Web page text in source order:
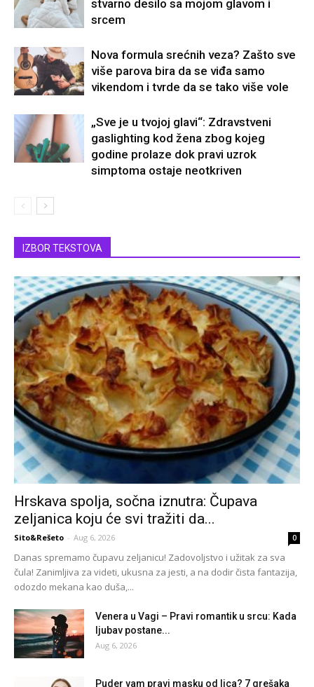
stvarno desilo sa mojom glavom i
srcem
Nova formula srećnih veza? Zašto sve
više parova bira da se viđa samo
vikendom i tvrde da se tako više vole
„Sve je u tvojoj glavi“: Zdravstveni
gaslighting kod žena zbog kojeg
godine prolaze dok pravi uzrok
simptoma ostaje neotkriven
IZBOR TEKSTOVA
Hrskava spolja, sočna iznutra: Čupava
zeljanica koju će svi tražiti da...
Sito&Rešeto - Aug 6, 2026 0
Danas spremamo čupavu zeljanicu! Zadovoljstvo i užitak za sva
čula! Zanimljiva za videti, ukusna za jesti, a na dodir čista fantazija,
odozdo mekana kao duša,...
Venera u Vagi – Pravi romantik u srcu: Kada
ljubav postane...
Aug 6, 2026
Puder vam pravi masku od lica? 7 grešaka